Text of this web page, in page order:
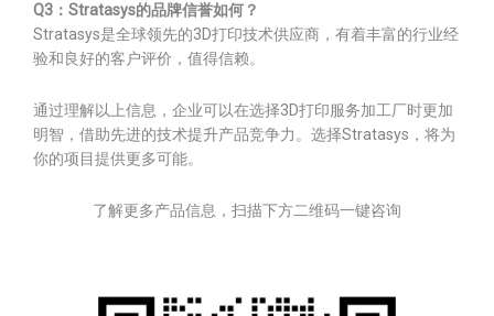
Q3：Stratasys的品牌信誉如何？
Stratasys是全球领先的3D打印技术供应商，有着丰富的行业经
验和良好的客户评价，值得信赖。
通过理解以上信息，企业可以在选择3D打印服务加工厂时更加
明智，借助先进的技术提升产品竞争力。选择Stratasys，将为
你的项目提供更多可能。
了解更多产品信息，扫描下方二维码一键咨询